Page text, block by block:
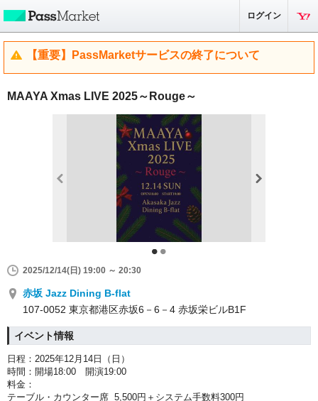
ログイン
【重要】PassMarketサービスの終了について
MAAYA Xmas LIVE 2025～Rouge～
2025/12/14(日) 19:00 ～ 20:30
赤坂 Jazz Dining B-flat
107-0052 東京都港区赤坂6－6－4 赤坂栄ビルB1F
イベント情報
日程：2025年12月14日（日）
時間：開場18:00 開演19:00
料金：
テーブル・カウンター席 5,500円＋システム手数料300円